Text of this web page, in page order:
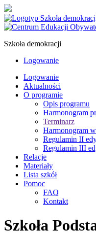
Szkoła demokracji
Logowanie
Logowanie
Aktualności
O programie
Opis programu
Harmonogram
Terminarz
Harmonogram
Regulamin II
Regulamin III
Relacje
Materiały
Lista szkół
Pomoc
FAQ
Kontakt
Szkoła